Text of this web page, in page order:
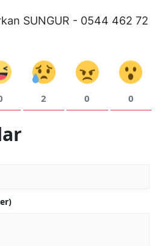
Kars
SUNGUR - 0544 462 72
2 0 0